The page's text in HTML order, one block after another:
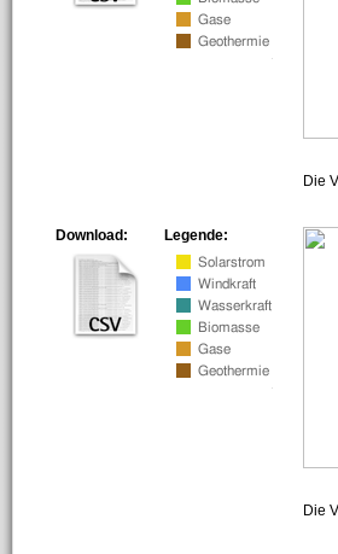
Die
Legende:
Download:
Die